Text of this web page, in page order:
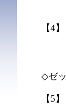
後
【4
前
後
◇ゼ
【5